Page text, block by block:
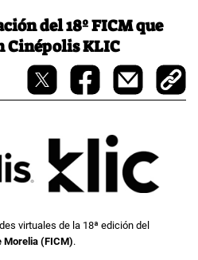
del 18º FICM que
Cinépolis KLIC
virtuales de la 18ª edición del
Morelia (FICM).